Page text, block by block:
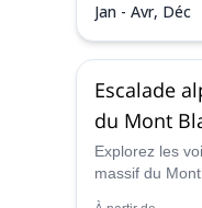
Jan - Avr, Déc
Escalade
du Mont
Explorez les
massif du